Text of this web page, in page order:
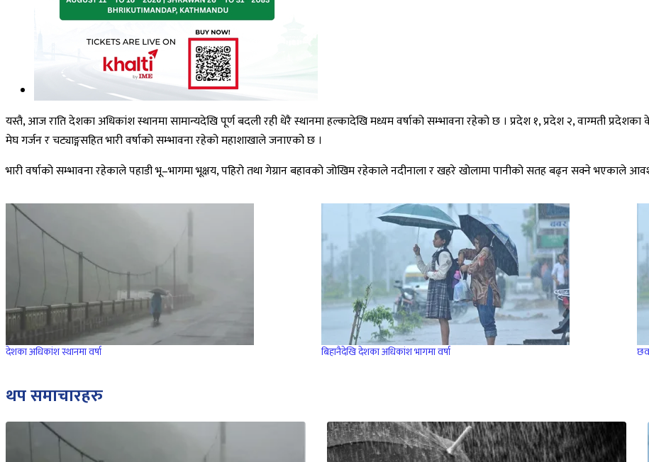
यस्तै, आज राति देशका अधिकांश स्थानमा सामान्यदेखि पूर्ण बदली रही धेरै स्थानमा हल्कादेखि मध्यम वर्षाको सम्भावना रहेको छ । प्रदेश १, प्रदेश २, वाग्मती
मेघ गर्जन र चट्याङ्गसहित भारी वर्षाको सम्भावना रहेको महाशाखाले जनाएको छ ।
भारी वर्षाको सम्भावना रहेकाले पहाडी भू–भागमा भूक्षय, पहिरो तथा गेग्रान बहावको जोखिम रहेकाले नदीनाला र खहरे खोलामा पानीको सतह बढ्न सक्ने
देशका अधिकांश स्थानमा वर्षा बिहानैदेखि देशका अधिकांश भागमा वर्षा
थप समाचारहरु